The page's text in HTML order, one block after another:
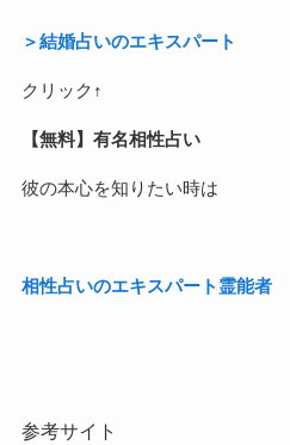
＞結婚占いのエキスパート
クリック↑
【無料】有名相性占い
彼の本心を知りたい時は
相性占いのエキスパート霊能者
参考サイト